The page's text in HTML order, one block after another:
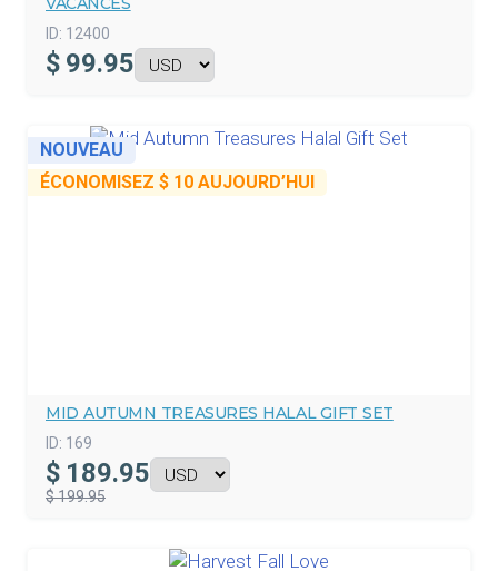
ID: 12400
$ 99.95
NOUVEAU
ÉCONOMISEZ $ 10 AUJOURD’HUI
MID AUTUMN TREASURES HALAL GIFT SET
ID: 169
$ 189.95
$ 199.95